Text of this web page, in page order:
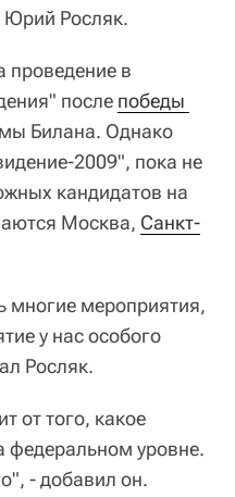
Росляк.
проведение в
после победы
Билана. Однако
2009", пока не
кандидатов на
Москва, Санкт-
многие мероприятия,
у нас особого
Росляк.
от того, какое
федеральном уровне.
- добавил он.